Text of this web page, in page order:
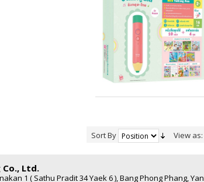
Sort By View as:
Co., Ltd.
1 ( Sathu Pradit 34 Yaek 6 ), Bang Phong Phang, Yan